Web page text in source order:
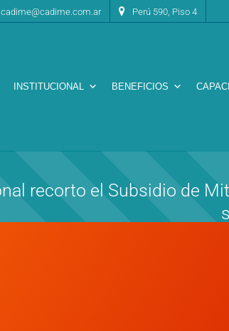
cadime@cadime.com.ar Perú 590, Piso 4
Médico
INSTITUCIONAL BENEFICIOS
recorto el Subsidio de